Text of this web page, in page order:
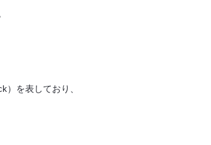
）を表しており、